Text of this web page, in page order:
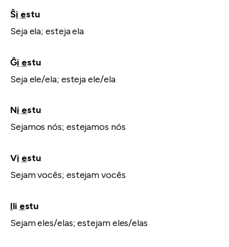
Ŝi estu
Seja ela; esteja ela
Ĝi estu
Seja ele/ela; esteja ele/ela
Ni estu
Sejamos nós; estejamos nós
Vi estu
Sejam vocês; estejam vocês
Ili estu
Sejam eles/elas; estejam eles/elas